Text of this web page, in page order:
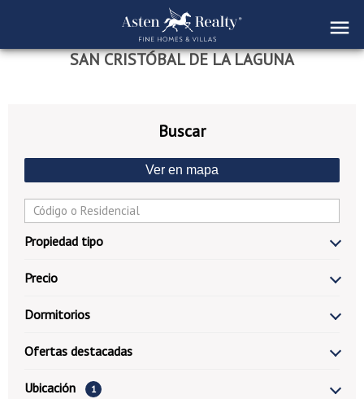
SAN CRISTÓBAL DE LA LAGUNA
Buscar
Ver en mapa
Propiedad tipo
Precio
Dormitorios
Ofertas destacadas
Ubicación 1